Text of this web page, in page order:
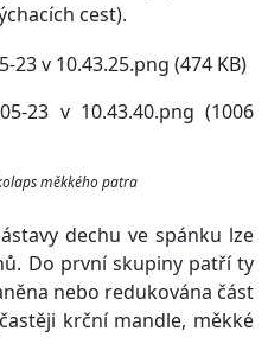
cest).
měkkého patra
dechu ve spánku lze
Do první skupiny patří ty
nebo redukována část
krční mandle, měkké